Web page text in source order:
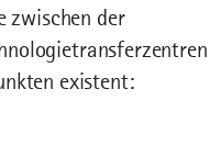
zwischen der
existent: